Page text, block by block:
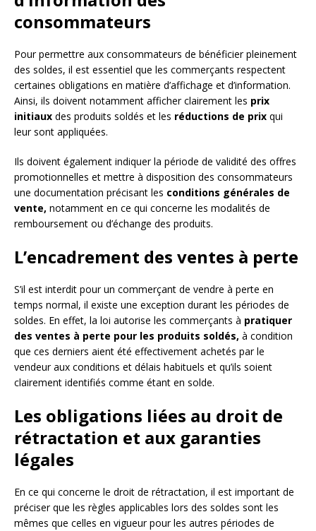
consommateurs
Pour permettre aux consommateurs de bénéficier pleinement
des soldes, il est essentiel que les commerçants respectent
certaines obligations en matière d’affichage et d’information.
Ainsi, ils doivent notamment afficher clairement les prix
initiaux des produits soldés et les réductions de prix qui
leur sont appliquées.
Ils doivent également indiquer la période de validité des offres
promotionnelles et mettre à disposition des consommateurs
une documentation précisant les conditions générales de
vente, notamment en ce qui concerne les modalités de
remboursement ou d’échange des produits.
L’encadrement des ventes à perte
S’il est interdit pour un commerçant de vendre à perte en
temps normal, il existe une exception durant les périodes de
soldes. En effet, la loi autorise les commerçants à pratiquer
des ventes à perte pour les produits soldés, à condition
que ces derniers aient été effectivement achetés par le
vendeur aux conditions et délais habituels et qu’ils soient
clairement identifiés comme étant en solde.
Les obligations liées au droit de
rétractation et aux garanties
légales
En ce qui concerne le droit de rétractation, il est important de
préciser que les règles applicables lors des soldes sont les
mêmes que celles en vigueur pour les autres périodes de